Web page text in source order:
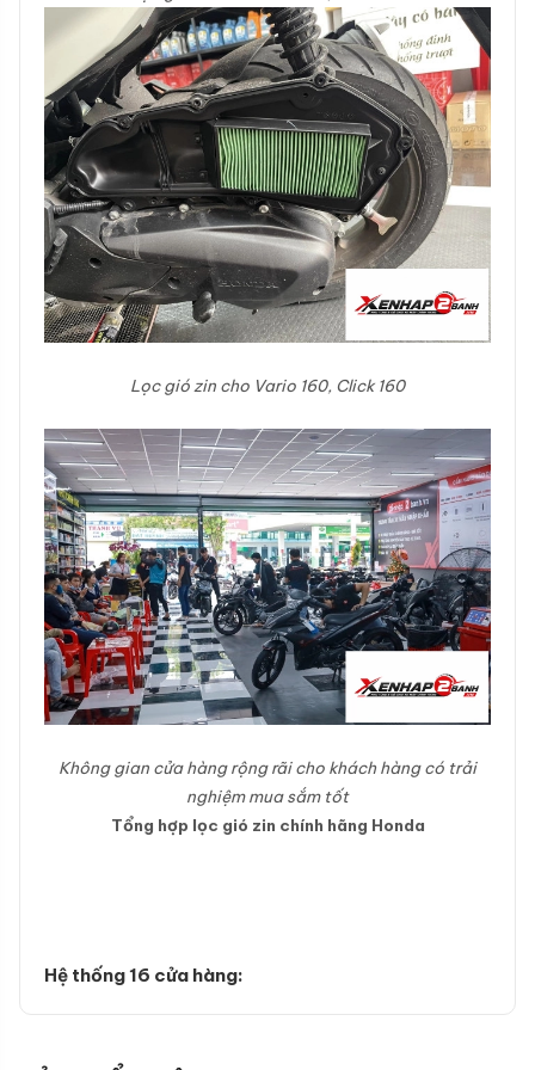
Lọc gió zin cho Vario 160, Click 160
Không gian cửa hàng rộng rãi cho khách hàng có trải
nghiệm mua sắm tốt
Tổng hợp lọc gió zin chính hãng Honda
Hệ thống 16 cửa hàng: